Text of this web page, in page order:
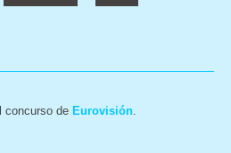
concurso de Eurovisión.